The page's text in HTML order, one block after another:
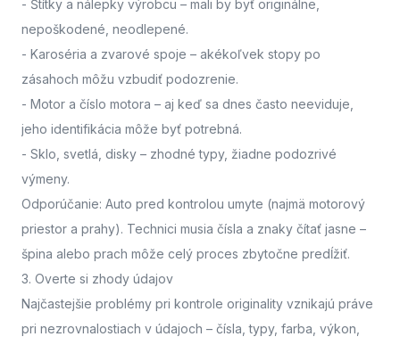
- Štítky a nálepky výrobcu – mali by byť originálne,
nepoškodené, neodlepené.
- Karoséria a zvarové spoje – akékoľvek stopy po
zásahoch môžu vzbudiť podozrenie.
- Motor a číslo motora – aj keď sa dnes často neeviduje,
jeho identifikácia môže byť potrebná.
- Sklo, svetlá, disky – zhodné typy, žiadne podozrivé
výmeny.
Odporúčanie: Auto pred kontrolou umyte (najmä motorový
priestor a prahy). Technici musia čísla a znaky čítať jasne –
špina alebo prach môže celý proces zbytočne predĺžiť.
3. Overte si zhody údajov
Najčastejšie problémy pri kontrole originality vznikajú práve
pri nezrovnalostiach v údajoch – čísla, typy, farba, výkon,